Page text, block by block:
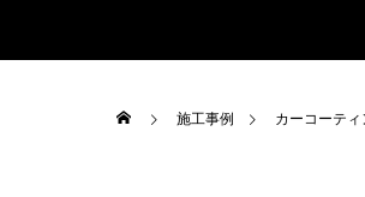
施工事例 カーコーティ